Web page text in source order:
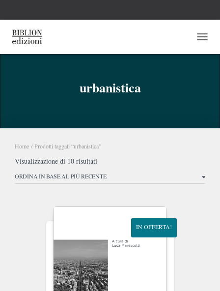
urbanistica
Home / Prodotti taggati “urbanistica”
Visualizzazione di 10 risultati
base
IN OFFERTA!